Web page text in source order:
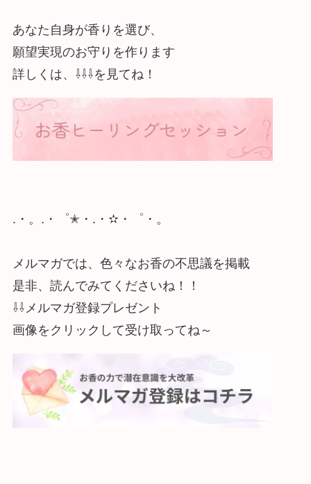
あなた自身が香りを選び、
願望実現のお守りを作ります
詳しくは、⇩⇩⇩を見てね！
.・。.・゜✭・.・✫・゜・。
メルマガでは、色々なお香の不思議を掲載
是非、読んでみてくださいね！！
⇩⇩メルマガ登録プレゼント
画像をクリックして受け取ってね～